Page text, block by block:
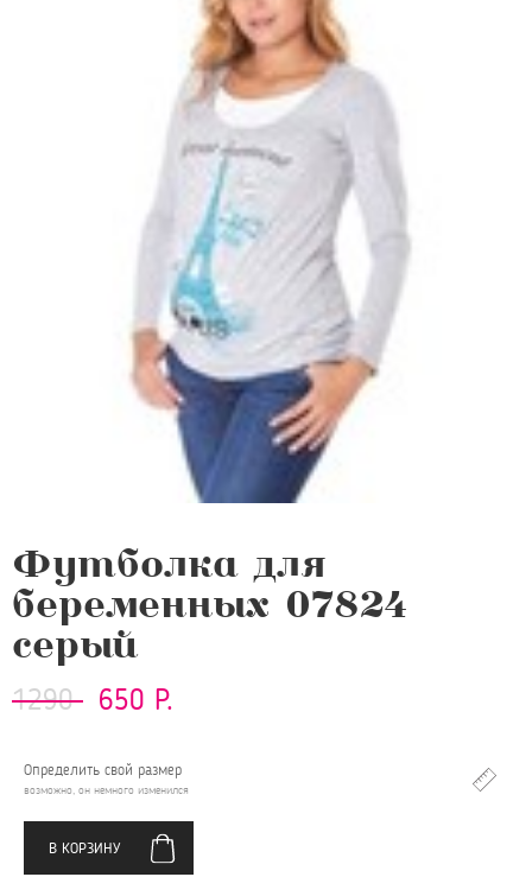
Футболка для
беременных 07824
серый
1290 650 Р.
Определить свой размер
возможно, он немного изменился
В КОРЗИНУ